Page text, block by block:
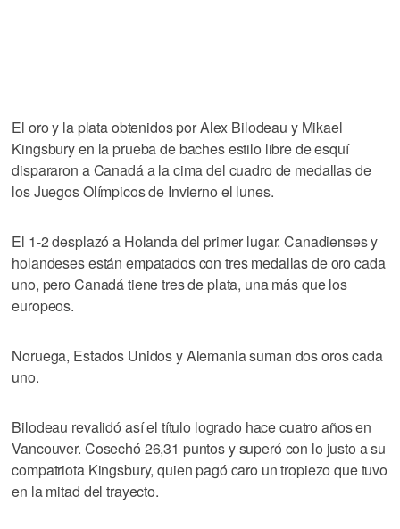
El oro y la plata obtenidos por Alex Bilodeau y Mikael
Kingsbury en la prueba de baches estilo libre de esquí
dispararon a Canadá a la cima del cuadro de medallas de
los Juegos Olímpicos de Invierno el lunes.
El 1-2 desplazó a Holanda del primer lugar. Canadienses y
holandeses están empatados con tres medallas de oro cada
uno, pero Canadá tiene tres de plata, una más que los
europeos.
Noruega, Estados Unidos y Alemania suman dos oros cada
uno.
Bilodeau revalidó así el título logrado hace cuatro años en
Vancouver. Cosechó 26,31 puntos y superó con lo justo a su
compatriota Kingsbury, quien pagó caro un tropiezo que tuvo
en la mitad del trayecto.